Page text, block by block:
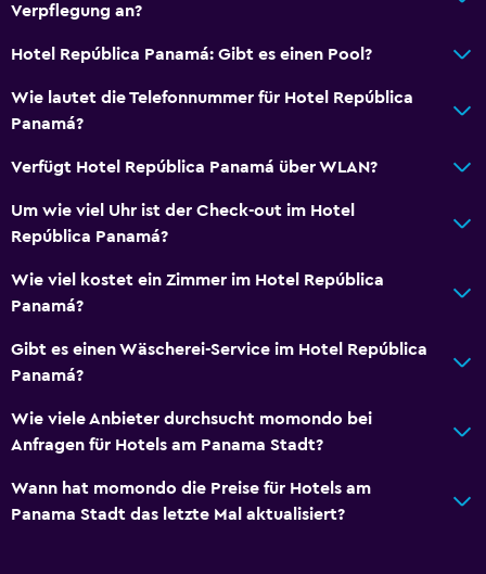
Stadtblick
Obere Etagen über Aufzug zugänglich
Medien und Unterhaltung
Flachbildfernseher
Kabel- oder Satellitenfernsehen
Fernseher
Schlafzimmer
Steckdose in Bettnähe
Verpflegung an?
Hotel República Panamá: Gibt es einen Pool?
Wie lautet die Telefonnummer für Hotel República
Panamá?
Verfügt Hotel República Panamá über WLAN?
Um wie viel Uhr ist der Check-out im Hotel
República Panamá?
Wie viel kostet ein Zimmer im Hotel República
Panamá?
Gibt es einen Wäscherei-Service im Hotel República
Panamá?
Wie viele Anbieter durchsucht momondo bei
Anfragen für Hotels am Panama Stadt?
Wann hat momondo die Preise für Hotels am
Panama Stadt das letzte Mal aktualisiert?